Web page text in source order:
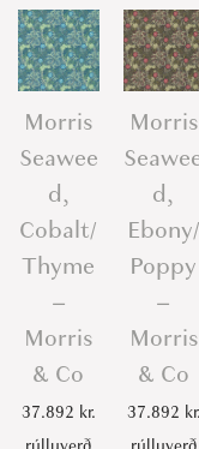
Morris
Seawee
d,
Cobalt/
Thyme
–
Morris
& Co
37.892 kr.
Morris
d,
Ebony/
Poppy
–
Morris
& Co
37.892 kr.